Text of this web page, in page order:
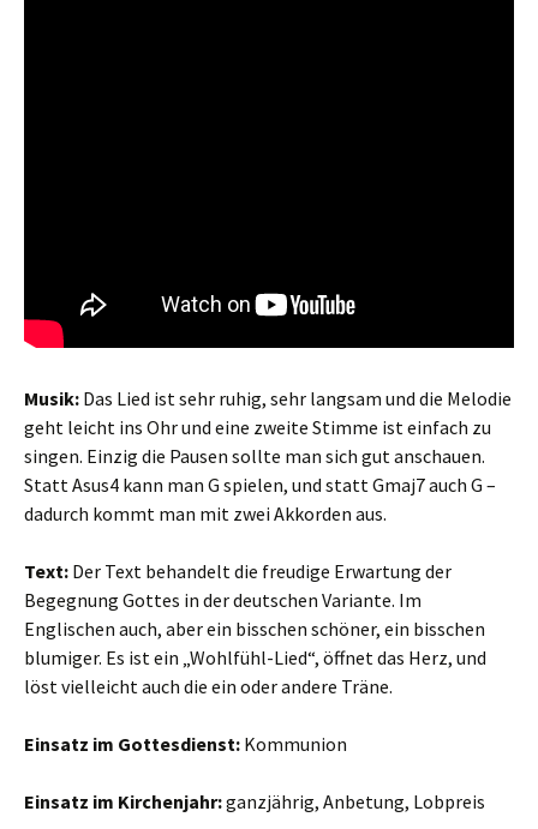
Musik: Das Lied ist sehr ruhig, sehr langsam und die Melodie
geht leicht ins Ohr und eine zweite Stimme ist einfach zu
singen. Einzig die Pausen sollte man sich gut anschauen.
Statt Asus4 kann man G spielen, und statt Gmaj7 auch G –
dadurch kommt man mit zwei Akkorden aus.
Text: Der Text behandelt die freudige Erwartung der
Begegnung Gottes in der deutschen Variante. Im
Englischen auch, aber ein bisschen schöner, ein bisschen
blumiger. Es ist ein „Wohlfühl-Lied“, öffnet das Herz, und
löst vielleicht auch die ein oder andere Träne.
Einsatz im Gottesdienst: Kommunion
Einsatz im Kirchenjahr:ganzjährig, Anbetung, Lobpreis